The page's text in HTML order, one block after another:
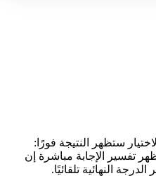
ستظهر النتيجة فورًا:
تفسير الإجابة مباشرة إن
النهائية تلقائيًا.